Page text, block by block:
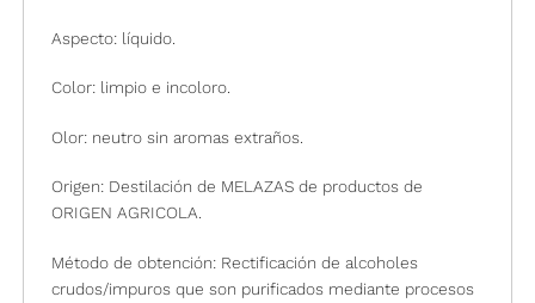
Aspecto: líquido.
Color: limpio e incoloro.
Olor: neutro sin aromas extraños.
Origen: Destilación de MELAZAS de productos de
ORIGEN AGRICOLA.
Método de obtención: Rectificación de alcoholes
crudos/impuros que son purificados mediante procesos